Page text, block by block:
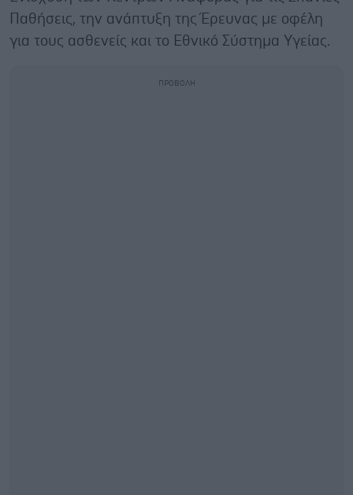
Παθήσεις, την ανάπτυξη της Έρευνας με οφέλη
για τους ασθενείς και το Εθνικό Σύστημα Υγείας.